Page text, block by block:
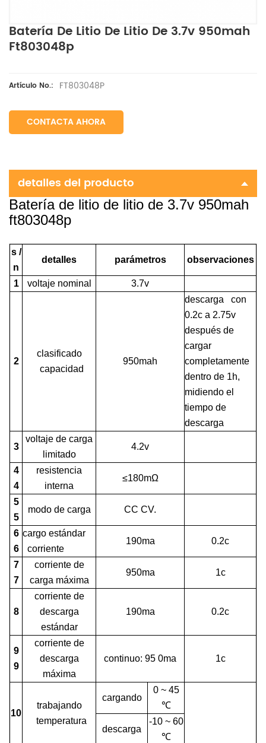
Batería De Litio De Litio De 3.7v 950mah
Ft803048p
Artículo No.: FT803048P
CONTACTA AHORA
detalles del producto
Batería de litio de litio de 3.7v 950mah
ft803048p
s /
n
detalles parámetros observaciones
1 voltaje nominal 3.7v
2
clasificado
capacidad
950mah
descarga con
0.2c a 2.75v
después de
cargar
completamente
dentro de 1h,
midiendo el
tiempo de
descarga
3
voltaje de carga
limitado
4.2v
4
4
resistencia
interna
≤180mΩ
5
5
modo de carga CC CV.
6
6
cargo estándar
corriente
190ma 0.2c
7
7
corriente de
carga máxima
950ma 1c
8
corriente de
descarga
estándar
190ma 0.2c
9
9
corriente de
descarga
máxima
continuo: 95 0ma 1c
10
trabajando
temperatura
cargando
0 ~ 45
℃
descarga
-10 ~ 60
℃